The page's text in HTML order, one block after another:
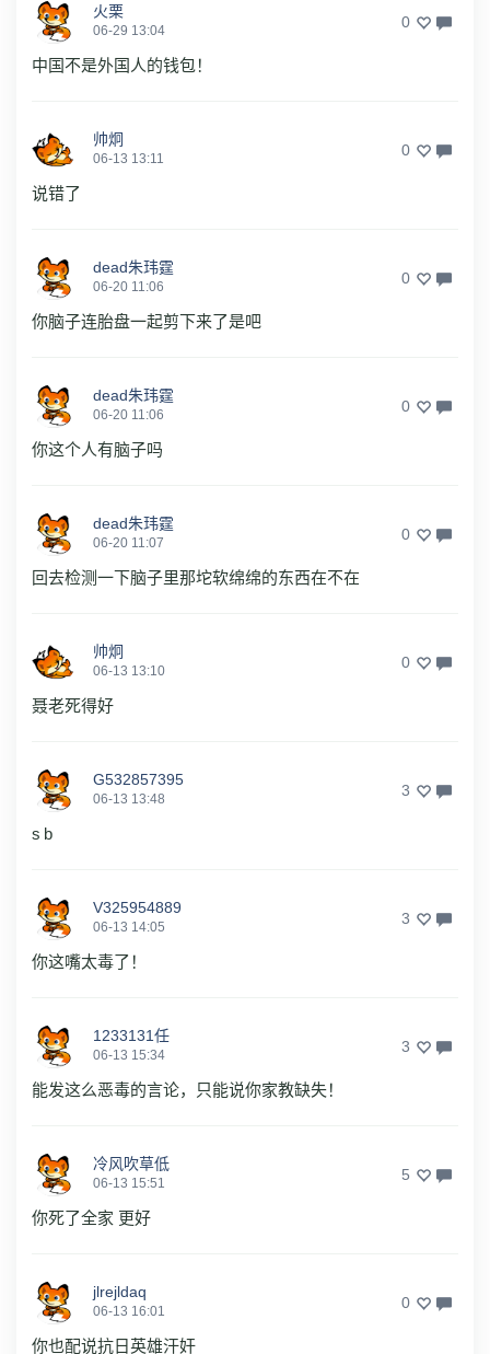
火栗
06-29 13:04 0
中国不是外国人的钱包！
帅炯
06-13 13:11 0
说错了
dead朱玮霆
06-20 11:06 0
你脑子连胎盘一起剪下来了是吧
dead朱玮霆
06-20 11:06 0
你这个人有脑子吗
dead朱玮霆
06-20 11:07 0
回去检测一下脑子里那坨软绵绵的东西在不在
帅炯
06-13 13:10 0
聂老死得好
G532857395
06-13 13:48 3
s b
V325954889
06-13 14:05 3
你这嘴太毒了！
1233131任
06-13 15:34 3
能发这么恶毒的言论，只能说你家教缺失！
冷风吹草低
06-13 15:51 5
你死了全家 更好
jlrejldaq
06-13 16:01 0
你也配说抗日英雄汗奸